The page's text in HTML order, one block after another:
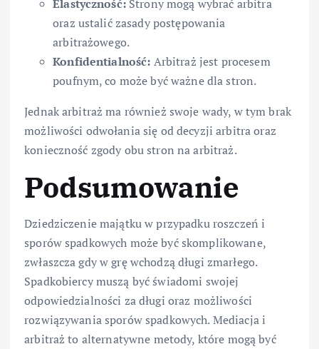
Elastyczność:Strony mogą wybrać arbitra
oraz ustalić zasady postępowania
arbitrażowego.
Konfidentialność: Arbitraż jest procesem
poufnym, co może być ważne dla stron.
Jednak arbitraż ma również swoje wady, w tym brak
możliwości odwołania się od decyzji arbitra oraz
konieczność zgody obu stron na arbitraż.
Podsumowanie
Dziedziczenie majątku w przypadku roszczeń i
sporów spadkowych może być skomplikowane,
zwłaszcza gdy w grę wchodzą długi zmarłego.
Spadkobiercy muszą być świadomi swojej
odpowiedzialności za długi oraz możliwości
rozwiązywania sporów spadkowych. Mediacja i
arbitraż to alternatywne metody, które mogą być